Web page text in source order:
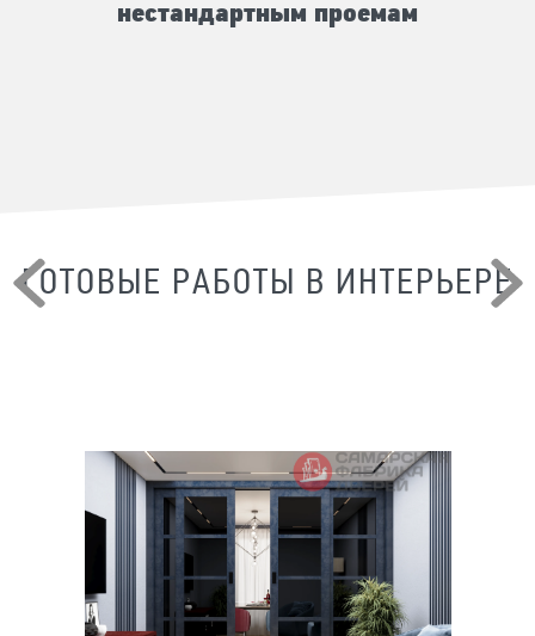
нестандартным проемам
ГОТОВЫЕ РАБОТЫ В ИНТЕРЬЕРЕ